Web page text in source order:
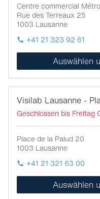
Centre commercial
Rue des Terreaux 25
1003 Lausanne
+41 21 323 92 61
Auswählen
Visilab Lausanne -
Geschlossen bis Freitag
Place de la Palud 20
1003 Lausanne
+41 21 321 63 00
Auswählen